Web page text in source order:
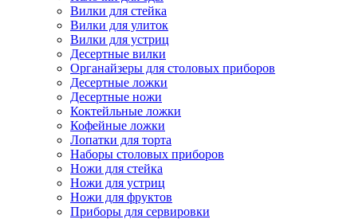
Вилки для стейка
Вилки для улиток
Вилки для устриц
Десертные вилки
Органайзеры для столовых приборов
Десертные ложки
Десертные ножи
Коктейльные ложки
Кофейные ложки
Лопатки для торта
Наборы столовых приборов
Ножи для стейка
Ножи для устриц
Ножи для фруктов
Приборы для сервировки